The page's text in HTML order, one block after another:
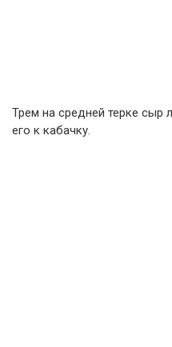
Трем на средней терке сыр
его к кабачку.